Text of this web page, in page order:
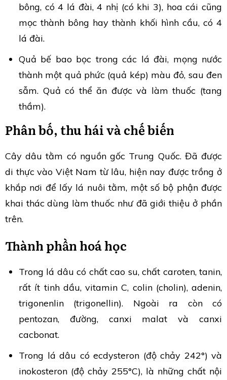
bông, có 4 lá đài, 4 nhị (có khi 3), hoa cái cũng
mọc thành bông hay thành khối hình cầu, có 4
lá đài.
Quả bế bao bọc trong các lá đài, mọng nước
thành một quả phức (quả kép) màu đỏ, sau đen
sẫm. Quả có thể ăn được và làm thuốc (tang
thầm).
Phân bố, thu hái và chế biến
Cây dâu tằm có nguồn gốc Trung Quốc. Đã được
di thực vào Việt Nam từ lâu, hiện nay được trồng ở
khắp nơi để lấy lá nuôi tằm, một số bộ phận được
khai thác dùng làm thuốc như đã giới thiệu ở phần
trên.
Thành phần hoá học
Trong lá dâu có chất cao su, chất caroten, tanin,
rất ít tinh dầu, vitamin C, colin (cholin), adenin,
trigonenlin (trigonellin). Ngoài ra còn có
pentozan, đường, canxi malat và canxi
cacbonat.
Trong lá dâu có ecdysteron (độ chảy 242°) và
inokosteron (độ chảy 255°C), là những chất nội